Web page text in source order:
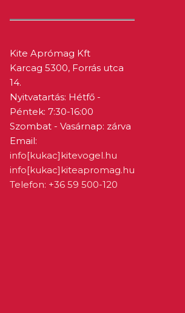
Kite Aprómag Kft
Karcag 5300, Forrás utca
14.
Nyitvatartás: Hétfő -
Péntek: 7:30-16:00
Szombat - Vasárnap: zárva
Email:
info[kukac]kitevogel.hu
info[kukac]kiteapromag.hu
Telefon: +36 59 500-120